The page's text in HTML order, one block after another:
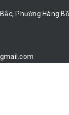
Phường Hàng